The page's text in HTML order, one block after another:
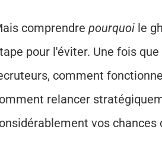
comprendre pourquoi le
pour l'éviter. Une fois
comment
relancer
vos